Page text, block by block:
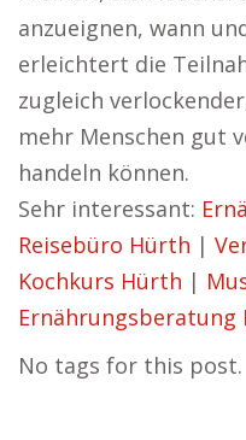
anzueignen, wann
erleichtert die
zugleich
mehr Menschen gut
handeln können.
Sehr interessant:
Reisebüro Hürth |
Kochkurs Hürth |
Ernährungsberatung
No tags for this post.